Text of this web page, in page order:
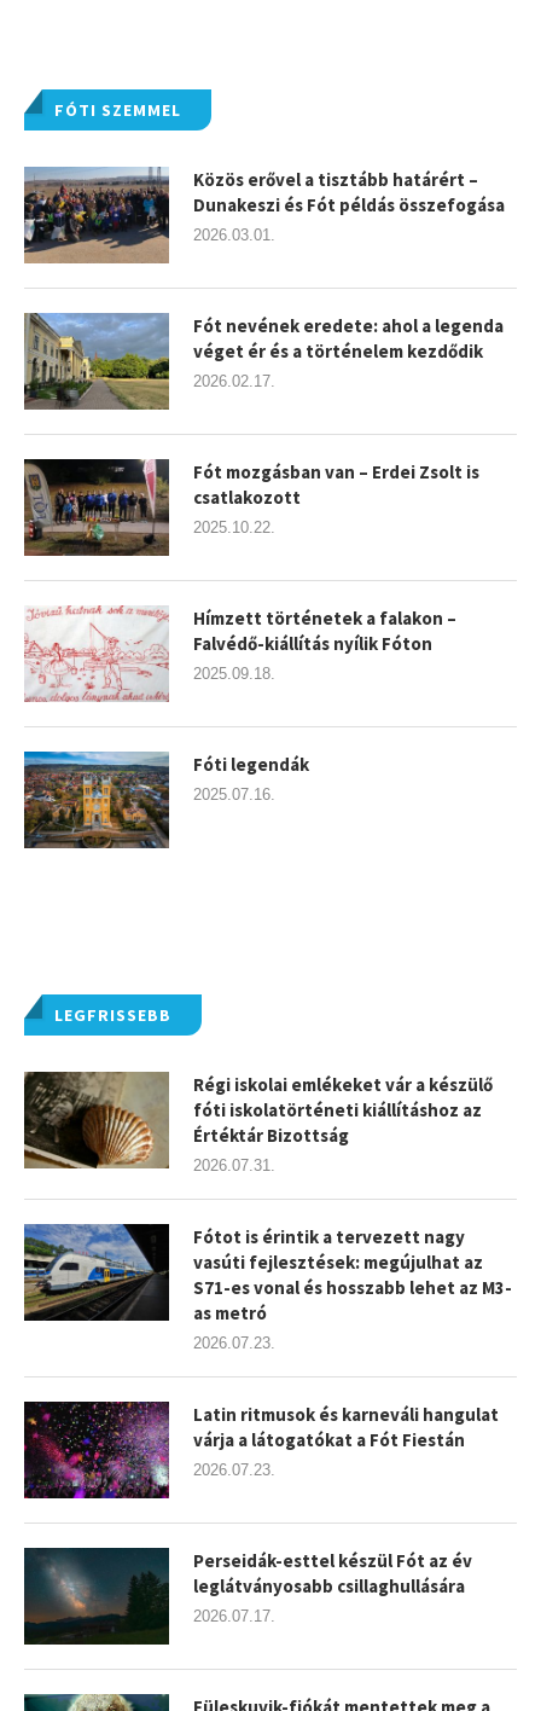
LEGFRISSEBB
Régi iskolai emlékeket vár a készülő
fóti iskolatörténeti kiállításhoz az
Értéktár Bizottság
2026.07.31.
Fótot is érintik a tervezett nagy
vasúti fejlesztések: megújulhat az
S71-es vonal és hosszabb lehet az M3-
as metró
2026.07.23.
Latin ritmusok és karneváli hangulat
várja a látogatókat a Fót Fiestán
2026.07.23.
Perseidák-esttel készül Fót az év
leglátványosabb csillaghullására
2026.07.17.
FÓTI SZEMMEL
Közös erővel a tisztább határért –
Dunakeszi és Fót példás összefogása
2026.03.01.
Fót nevének eredete: ahol a legenda
véget ér és a történelem kezdődik
2026.02.17.
Fót mozgásban van – Erdei Zsolt is
csatlakozott
2025.10.22.
Hímzett történetek a falakon –
Falvédő-kiállítás nyílik Fóton
2025.09.18.
Fóti legendák
2025.07.16.